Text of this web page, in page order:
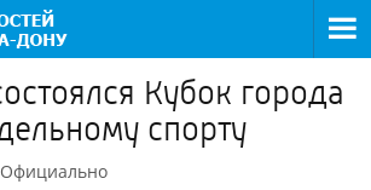
Кубок города
спорту
Официально